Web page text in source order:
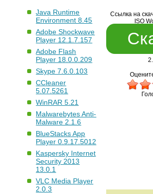
Java Runtime
Environment 8.45
Adobe Shockwave
Player 12.1.7.157
Adobe Flash
Player 18.0.0.209
Skype 7.6.0.103
CCleaner
5.07.5261
WinRAR 5.21
Malwarebytes Anti-
Malware 2.1.6
BlueStacks App
Player 0.9.17.5012
Kaspersky Internet
Security 2013
13.0.1
VLC Media Player
2.0.3
Ссылка на
ISO